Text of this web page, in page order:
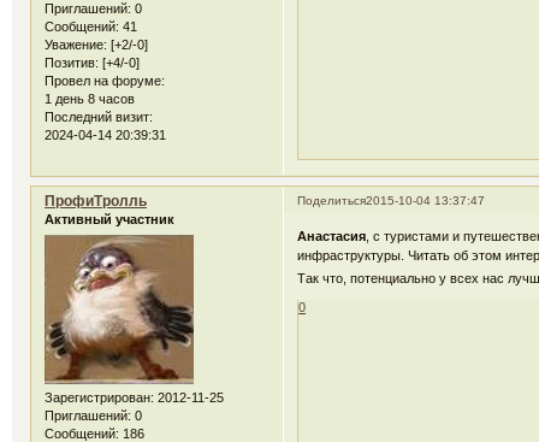
Приглашений: 0
Сообщений: 41
Уважение: [+2/-0]
Позитив: [+4/-0]
Провел на форуме:
1 день 8 часов
Последний визит:
2024-04-14 20:39:31
Поделиться2015-10-04 13:37:47
ПрофиТролль
Активный участник
Зарегистрирован: 2012-11-25
Приглашений: 0
Сообщений: 186
Анастасия , с туристами и
инфраструктуры. Читать об этом
Так что, потенциально у всех нас
0